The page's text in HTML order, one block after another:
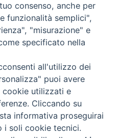
- C. F. 01072200163 - Tutti i
legali -Privacy policy
consenso, anche per
funzionalità semplici",
"misurazione" e
specificato nella
all'utilizzo dei
puoi avere
cookie utilizzati e
Cliccando su
informativa proseguirai
i soli cookie tecnici.